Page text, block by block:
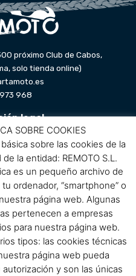
próximo Club de Cabos,
solo tienda online)
968
legal
de datos
cookies
de compra
Menu
SOBRE COOKIES
sobre las cookies de la
la entidad: REMOTO S.L.
es un pequeño archivo de
ordenador, “smartphone” o
página web. Algunas
pertenecen a empresas
para nuestra página web.
tipos: las cookies técnicas
página web pueda
y son las únicas